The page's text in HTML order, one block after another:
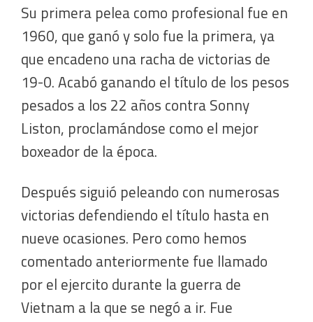
Su primera pelea como profesional fue en
1960, que ganó y solo fue la primera, ya
que encadeno una racha de victorias de
19-0. Acabó ganando el título de los pesos
pesados a los 22 años contra Sonny
Liston, proclamándose como el mejor
boxeador de la época.
Después siguió peleando con numerosas
victorias defendiendo el título hasta en
nueve ocasiones. Pero como hemos
comentado anteriormente fue llamado
por el ejercito durante la guerra de
Vietnam a la que se negó a ir. Fue